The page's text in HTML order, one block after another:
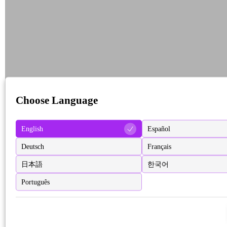
Choose Language
English Español
Deutsch Français
日本語 한국어
Português